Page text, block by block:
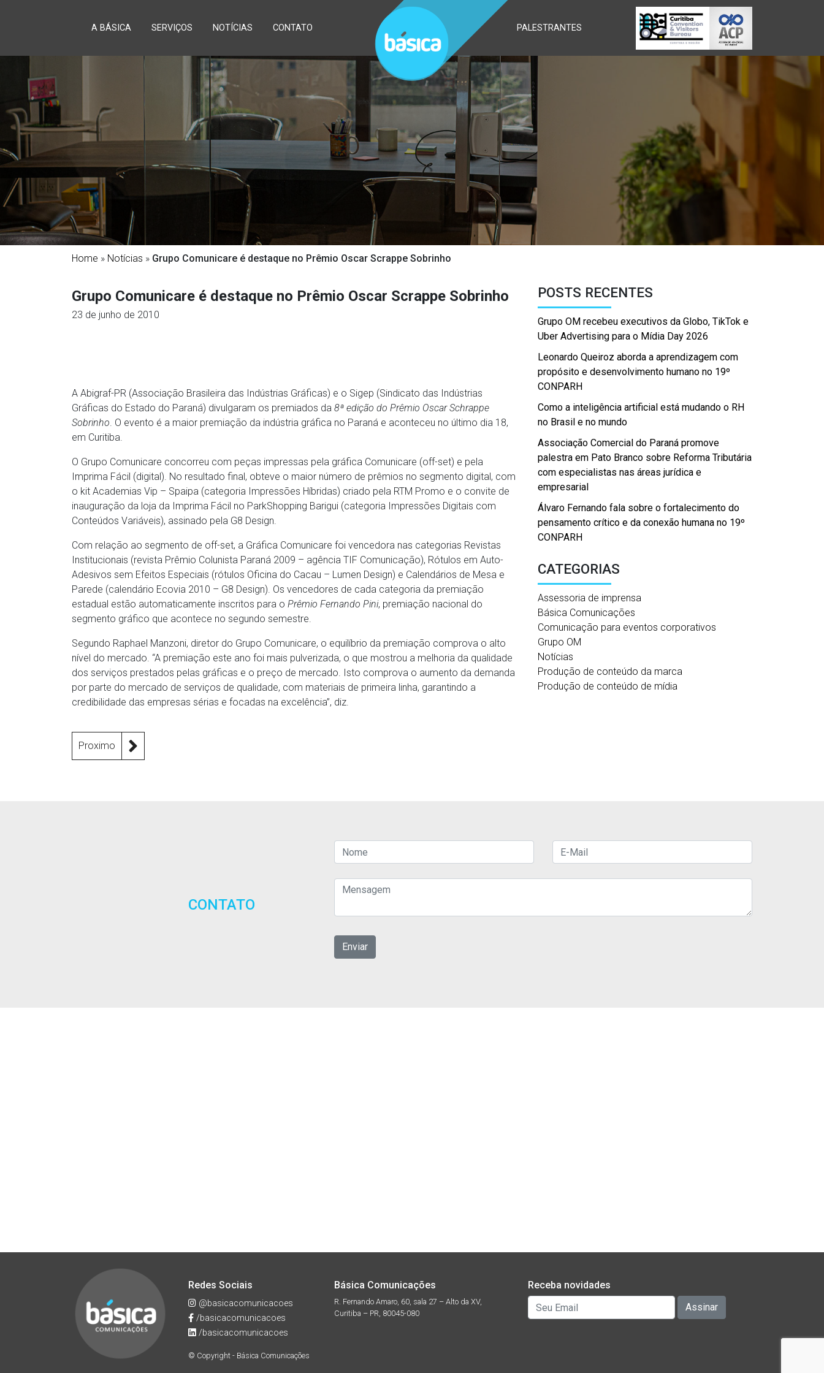
A BÁSICA SERVIÇOS NOTÍCIAS CONTATO PALESTRANTES
Home » Notícias » Grupo Comunicare é destaque no Prêmio Oscar Scrappe Sobrinho
Grupo Comunicare é destaque no Prêmio Oscar Scrappe Sobrinho
23 de junho de 2010
A Abigraf-PR (Associação Brasileira das Indústrias Gráficas) e o Sigep (Sindicato das Indústrias
Gráficas do Estado do Paraná) divulgaram os premiados da 8ª edição do Prêmio Oscar Schrappe
Sobrinho. O evento é a maior premiação da indústria gráfica no Paraná e aconteceu no último dia 18,
em Curitiba.
O Grupo Comunicare concorreu com peças impressas pela gráfica Comunicare (off-set) e pela
Imprima Fácil (digital). No resultado final, obteve o maior número de prêmios no segmento digital, com
o kit Academias Vip – Spaipa (categoria Impressões Híbridas) criado pela RTM Promo e o convite de
inauguração da loja da Imprima Fácil no ParkShopping Barigui (categoria Impressões Digitais com
Conteúdos Variáveis), assinado pela G8 Design.
Com relação ao segmento de off-set, a Gráfica Comunicare foi vencedora nas categorias Revistas
Institucionais (revista Prêmio Colunista Paraná 2009 – agência TIF Comunicação), Rótulos em Auto-
Adesivos sem Efeitos Especiais (rótulos Oficina do Cacau – Lumen Design) e Calendários de Mesa e
Parede (calendário Ecovia 2010 – G8 Design). Os vencedores de cada categoria da premiação
estadual estão automaticamente inscritos para o Prêmio Fernando Pini, premiação nacional do
segmento gráfico que acontece no segundo semestre.
Segundo Raphael Manzoni, diretor do Grupo Comunicare, o equilíbrio da premiação comprova o alto
nível do mercado. “A premiação este ano foi mais pulverizada, o que mostrou a melhoria da qualidade
dos serviços prestados pelas gráficas e o preço de mercado. Isto comprova o aumento da demanda
por parte do mercado de serviços de qualidade, com materiais de primeira linha, garantindo a
credibilidade das empresas sérias e focadas na excelência”, diz.
Proximo
POSTS RECENTES
Grupo OM recebeu executivos da Globo, TikTok e
Uber Advertising para o Mídia Day 2026
Leonardo Queiroz aborda a aprendizagem com
propósito e desenvolvimento humano no 19º
CONPARH
Como a inteligência artificial está mudando o RH
no Brasil e no mundo
Associação Comercial do Paraná promove
palestra em Pato Branco sobre Reforma Tributária
com especialistas nas áreas jurídica e
empresarial
Álvaro Fernando fala sobre o fortalecimento do
pensamento crítico e da conexão humana no 19º
CONPARH
CATEGORIAS
Assessoria de imprensa
Básica Comunicações
Comunicação para eventos corporativos
Grupo OM
Notícias
Produção de conteúdo da marca
Produção de conteúdo de mídia
CONTATO
Redes Sociais
@basicacomunicacoes
/basicacomunicacoes
/basicacomunicacoes
Básica Comunicações
R. Fernando Amaro, 60, sala 27 – Alto da XV,
Curitiba – PR, 80045-080
Receba novidades
© Copyright - Básica Comunicações